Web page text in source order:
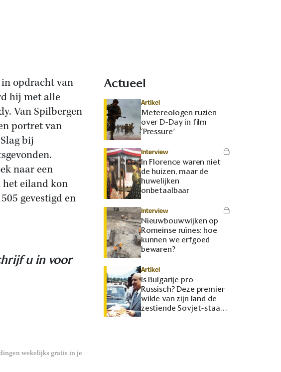
opdracht van
hij met alle
Van Spilbergen
portret van
bij
naar een
het eiland kon
gevestigd en
u in voor
wekelijks gratis in je
Actueel
Artikel
Metereologen ruziën
over D-Day in film
‘Pressure’
Interview
In Florence waren niet
de huizen, maar de
huwelijken
onbetaalbaar
Interview
Nieuwbouwwijken op
Romeinse ruïnes: hoe
kunnen we erfgoed
bewaren?
Artikel
Is Bulgarije pro-
Russisch? Deze premier
wilde van zijn land de
zestiende Sovjet-staat
maken